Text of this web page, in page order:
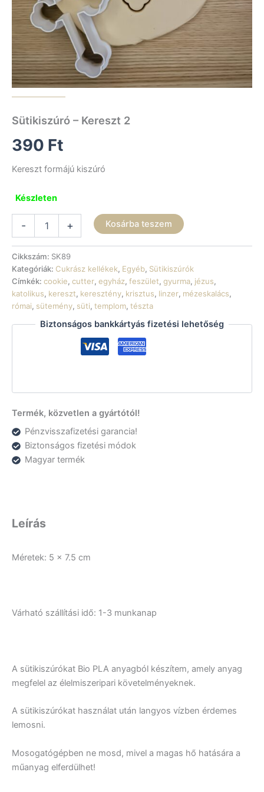
Sütikiszúró – Kereszt 2
390 Ft
Kereszt formájú kiszúró
Készleten
-
2
mennyiség
+ Kosárba teszem
Cikkszám: SK89
Kategóriák: Cukrász kellékek, Egyéb, Sütikiszúrók
Címkék: cookie, cutter, egyház, feszület, gyurma, jézus,
katolikus, kereszt, keresztény, krisztus, linzer, mézeskalács,
római, sütemény, süti, templom, tészta
Biztonságos bankkártyás fizetési lehetőség
Termék, közvetlen a gyártótól!
Pénzvisszafizetési garancia!
Biztonságos fizetési módok
Magyar termék
Leírás
Méretek: 5 x 7.5 cm
Várható szállítási idő: 1-3 munkanap
A sütikiszúrókat Bio PLA anyagból készítem, amely anyag
megfelel az élelmiszeripari követelményeknek.
A sütikiszúrókat használat után langyos vízben érdemes
lemosni.
Mosogatógépben ne mosd, mivel a magas hő hatására a
műanyag elferdülhet!